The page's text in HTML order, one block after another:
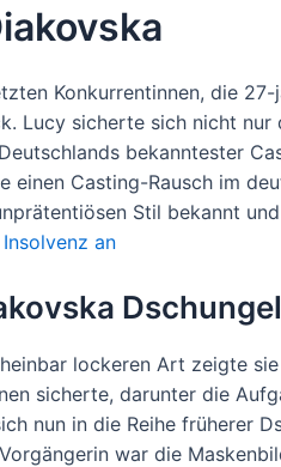
Konkurrentinnen, die
Lucy sicherte sich nicht
bekanntester
einen Casting-Rausch im
Stil bekannt
an
lockeren Art zeigte
sicherte, darunter die
nun in die Reihe früherer
war die